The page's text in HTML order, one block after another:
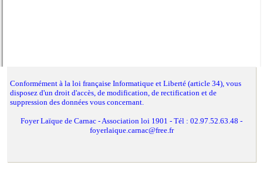
Conformément à la loi française Informatique et Liberté (article 34), vous
disposez d'un droit d'accès, de modification, de rectification et de
suppression des données vous concernant.
Foyer Laïque de Carnac - Association loi 1901 - Tél : 02.97.52.63.48 -
foyerlaique.carnac@free.fr